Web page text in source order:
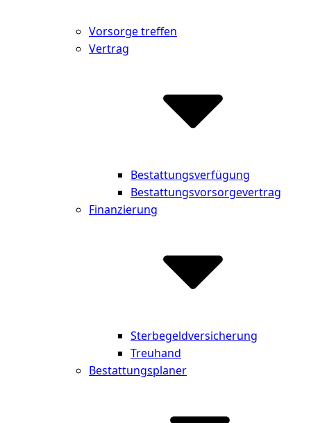
Vorsorge treffen
Vertrag
Bestattungsverfügung
Bestattungsvorsorgevertrag
Finanzierung
Sterbegeldversicherung
Treuhand
Bestattungsplaner